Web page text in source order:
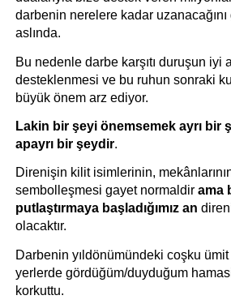
darbenin nerelere kadar
aslında.
Bu nedenle darbe karşıtı duruşun iyi
desteklenmesi ve bu ruhun sonraki
büyük önem arz ediyor.
Lakin bir şeyi önemsemek ayrı bir
apayrı bir şeydir.
Direnişin kilit isimlerinin,
sembolleşmesi gayet normaldir ama
putlaştırmaya başladığımız an
olacaktır.
Darbenin yıldönümündeki coşku ümit
yerlerde gördüğüm/duyduğum
korkuttu.